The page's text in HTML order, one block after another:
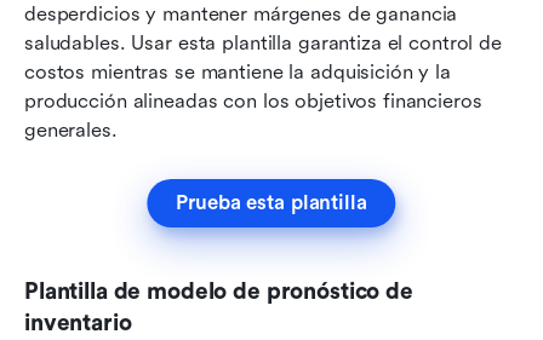
desperdicios y mantener márgenes de ganancia
saludables. Usar esta plantilla garantiza el control de
costos mientras se mantiene la adquisición y la
producción alineadas con los objetivos financieros
generales.
Prueba esta plantilla
Plantilla de modelo de pronóstico de
inventario